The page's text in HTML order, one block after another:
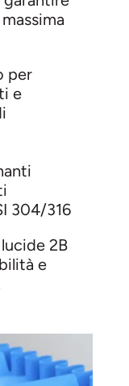
per
e
304/316
2B
e